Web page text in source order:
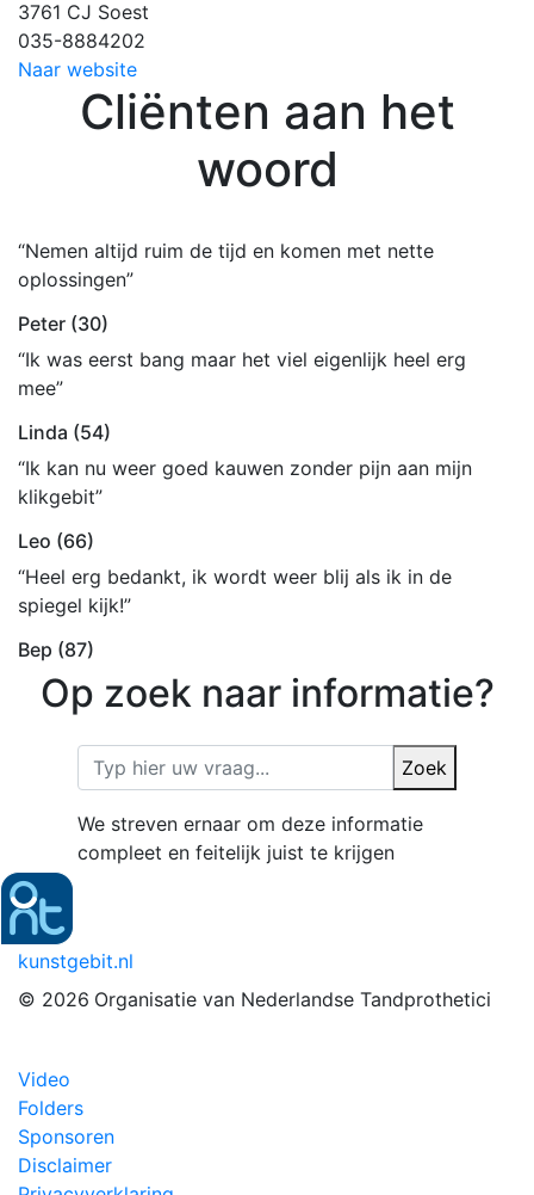
3761 CJ Soest
035-8884202
Naar website
Cliënten aan het
woord
“Nemen altijd ruim de tijd en komen met nette
oplossingen”
Peter (30)
“Ik was eerst bang maar het viel eigenlijk heel erg
mee”
Linda (54)
“Ik kan nu weer goed kauwen zonder pijn aan mijn
klikgebit”
Leo (66)
“Heel erg bedankt, ik wordt weer blij als ik in de
spiegel kijk!”
Bep (87)
Op zoek naar informatie?
Zoek
We streven ernaar om deze informatie
compleet en feitelijk juist te krijgen
kunstgebit.nl
© 2026 Organisatie van Nederlandse Tandprothetici
Video
Folders
Sponsoren
Disclaimer